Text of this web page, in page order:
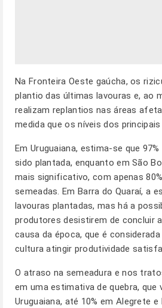
Na Fronteira Oeste gaúcha, os
plantio das últimas lavouras e, ao
realizam replantios nas áreas
medida que os níveis dos
Em Uruguaiana, estima-se que
sido plantada, enquanto em São
mais significativo, com apenas
semeadas. Em Barra do Quaraí, a
lavouras plantadas, mas há a
produtores desistirem de concluir
causa da época, que é
cultura atingir produtividade
O atraso na semeadura e nos
em uma estimativa de quebra, que
Uruguaiana, até 10% em Alegrete e